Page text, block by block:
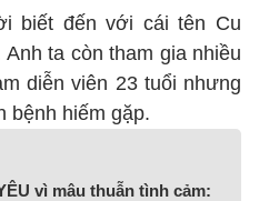
biết đến với cái tên Cu
ta còn tham gia nhiều
diễn viên 23 tuổi nhưng
bệnh hiếm gặp.
vì mâu thuẫn tình cảm: